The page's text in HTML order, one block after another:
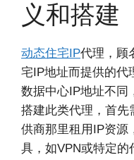
义和搭建
动态住宅IP代理，顾
宅IP地址而提供的代
数据中心IP地址不同
搭建此类代理，首先
供商那里租用IP资源
具，如VPN或特定的